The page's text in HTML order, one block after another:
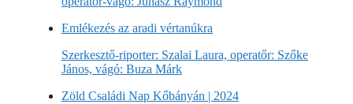
Emlékezés az aradi vértanúkra
Szerkesztő-riporter: Szalai Laura, operatőr: Szőke
János, vágó: Buza Márk
Zöld Családi Nap Kőbányán | 2024